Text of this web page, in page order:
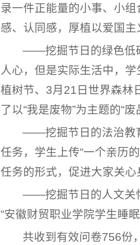
录一件正能量的小事、小
感、认同感，厚植以爱国主
——挖掘节日的绿色低
人心，但是实际生活中，
植树节、3月21日世界森林
了以“我是废物”为主题的“
——挖掘节日的法治教
任务，学生上传“一个亲历
任务的形式，促进大家关心
——挖掘节日的人文关
“安徽财贸职业学院学生睡眠
共收到有效问卷756份